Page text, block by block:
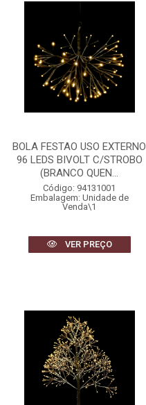
BOLA FESTAO USO EXTERNO
96 LEDS BIVOLT C/STROBO
(BRANCO QUEN...
Código: 94131001
Embalagem: Unidade de
Venda\1
VER PREÇO